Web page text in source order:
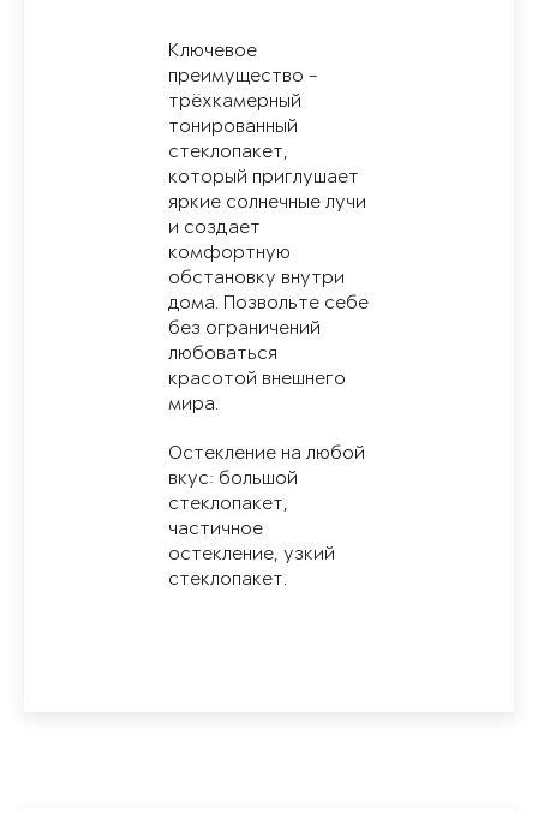
Ключевое
преимущество -
трёхкамерный
тонированный
стеклопакет,
который приглушает
яркие солнечные лучи
и создает
комфортную
обстановку внутри
дома. Позвольте себе
без ограничений
любоваться
красотой внешнего
мира.
Остекление на любой
вкус: большой
стеклопакет,
частичное
остекление, узкий
стеклопакет.